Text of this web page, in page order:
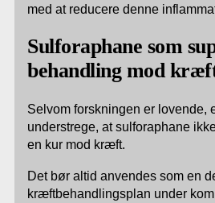
med at reducere denne
Sulforaphane som
behandling mod
Selvom forskningen er lovende,
understrege, at sulforaphane
en kur mod kræft.
Det bør altid anvendes som en
kræftbehandlingsplan under